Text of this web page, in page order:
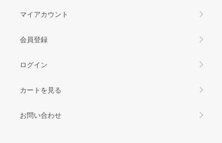
マイアカウント
会員登録
ログイン
カートを見る
お問い合わせ